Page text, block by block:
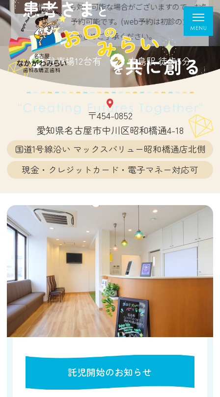
駐車場12台有 中島駅 徒歩5分
新着情報
外でも対応可能な場合がございますので、お気軽にお問い合わ
らご予約可能です。(web予約は初診の方のみ)
、あらかじめご了承ください。
〒454-0852
愛知県名古屋市中川区昭和橋通4-18
国道1号線沿い マックスバリュー昭和橋通店北側
現金・クレジットカード・電子マネー対応可
託児開始のお知らせ